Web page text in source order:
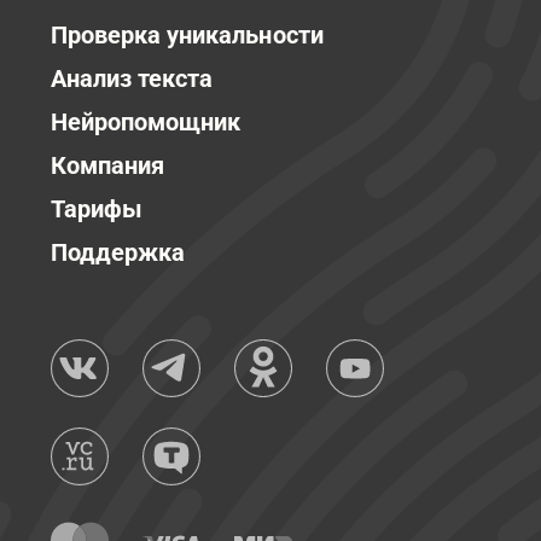
Проверка уникальности
Анализ текста
Нейропомощник
Компания
Тарифы
Поддержка